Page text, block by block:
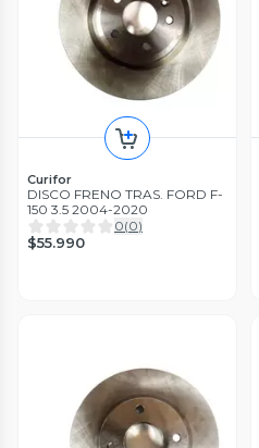
Curifor
DISCO FRENO TRAS. FORD F-
150 3.5 2004-2020
0(0)
$55.990